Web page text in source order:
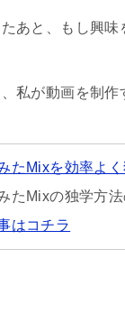
あと、もし興
私が動画を制作
たMixを効率よく
たMixの独学方
はコチラ